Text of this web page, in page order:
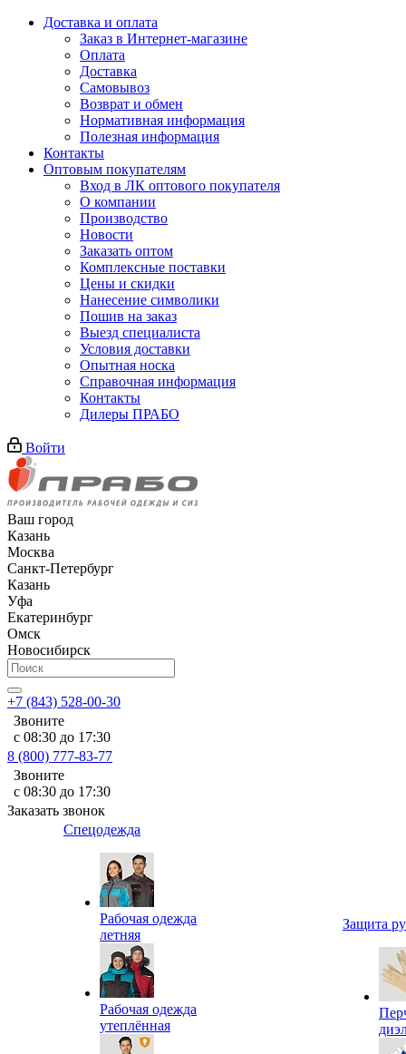
Доставка и оплата
Заказ в Интернет-магазине
Оплата
Доставка
Самовывоз
Возврат и обмен
Нормативная информация
Полезная информация
Контакты
Оптовым покупателям
Вход в ЛК оптового покупателя
О компании
Производство
Новости
Заказать оптом
Комплексные поставки
Цены и скидки
Нанесение символики
Пошив на заказ
Выезд специалиста
Условия доставки
Опытная носка
Справочная информация
Контакты
Дилеры ПРАБО
Войти
Ваш город
Казань
Москва
Санкт-Петербург
Казань
Уфа
Екатеринбург
Омск
Новосибирск
+7 (843) 528-00-30
Звоните
с 08:30 до 17:30
8 (800) 777-83-77
Звоните
с 08:30 до 17:30
Заказать звонок
Спецодежда
Рабочая одежда
летняя
Рабочая одежда
утеплённая
Защита